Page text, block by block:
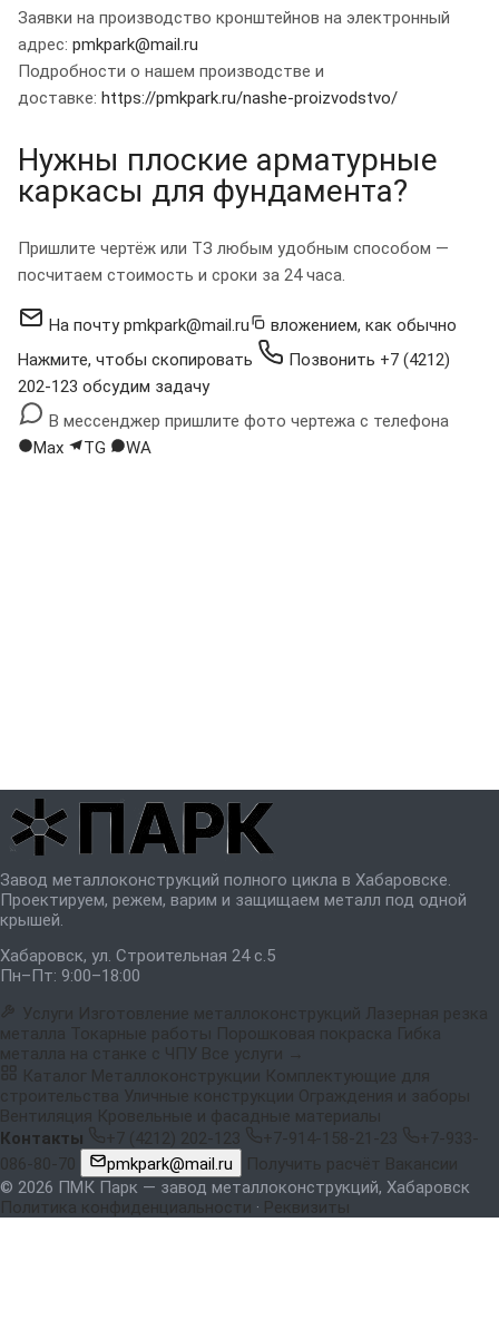
Заявки на производство кронштейнов на электронный
адрес: pmkpark@mail.ru
Подробности о нашем производстве и
доставке: https://pmkpark.ru/nashe-proizvodstvo/
Нужны плоские арматурные
каркасы для фундамента?
Пришлите чертёж или ТЗ любым удобным способом —
посчитаем стоимость и сроки за 24 часа.
На почту pmkpark@mail.ru
вложением, как обычно
Нажмите, чтобы скопировать
Позвонить +7 (4212)
202-123 обсудим задачу
В мессенджер пришлите фото чертежа с телефона
Max
TG WA
Завод металлоконструкций полного цикла в Хабаровске.
Проектируем, режем, варим и защищаем металл под одной
крышей.
Хабаровск, ул. Строительная 24 с.5
Пн–Пт: 9:00–18:00
Услуги Изготовление металлоконструкций Лазерная резка
металла Токарные работы Порошковая покраска Гибка
металла на станке с ЧПУ Все услуги →
Каталог Металлоконструкции Комплектующие для
строительства Уличные конструкции Ограждения и заборы
Вентиляция Кровельные и фасадные материалы
Контакты
+7 (4212) 202-123 +7-914-158-21-23
+7-933-
086-80-70
pmkpark@mail.ru Получить расчёт Вакансии
© 2026 ПМК Парк — завод металлоконструкций, Хабаровск
Политика конфиденциальности · Реквизиты